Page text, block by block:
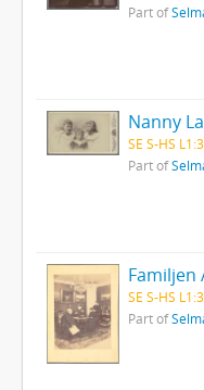
Part of
SE S-HS
Part of
SE S-HS
Part of